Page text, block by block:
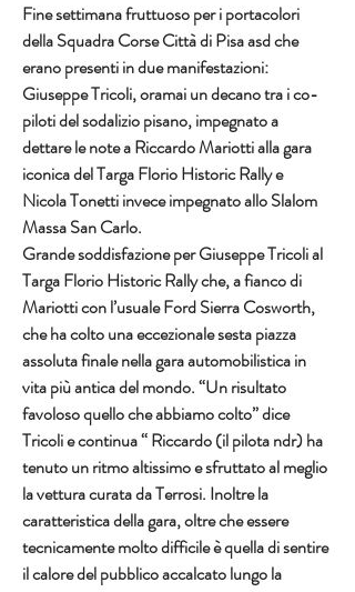
Fine settimana fruttuoso per i portacolori
della Squadra Corse Città di Pisa asd che
erano presenti in due manifestazioni:
Giuseppe Tricoli, oramai un decano tra i co-
piloti del sodalizio pisano, impegnato a
dettare le note a Riccardo Mariotti alla gara
iconica del Targa Florio Historic Rally e
Nicola Tonetti invece impegnato allo Slalom
Massa San Carlo.
Grande soddisfazione per Giuseppe Tricoli al
Targa Florio Historic Rally che, a fianco di
Mariotti con l’usuale Ford Sierra Cosworth,
che ha colto una eccezionale sesta piazza
assoluta finale nella gara automobilistica in
vita più antica del mondo. “Un risultato
favoloso quello che abbiamo colto” dice
Tricoli e continua “ Riccardo (il pilota ndr) ha
tenuto un ritmo altissimo e sfruttato al meglio
la vettura curata da Terrosi. Inoltre la
caratteristica della gara, oltre che essere
tecnicamente molto difficile è quella di sentire
il calore del pubblico accalcato lungo la